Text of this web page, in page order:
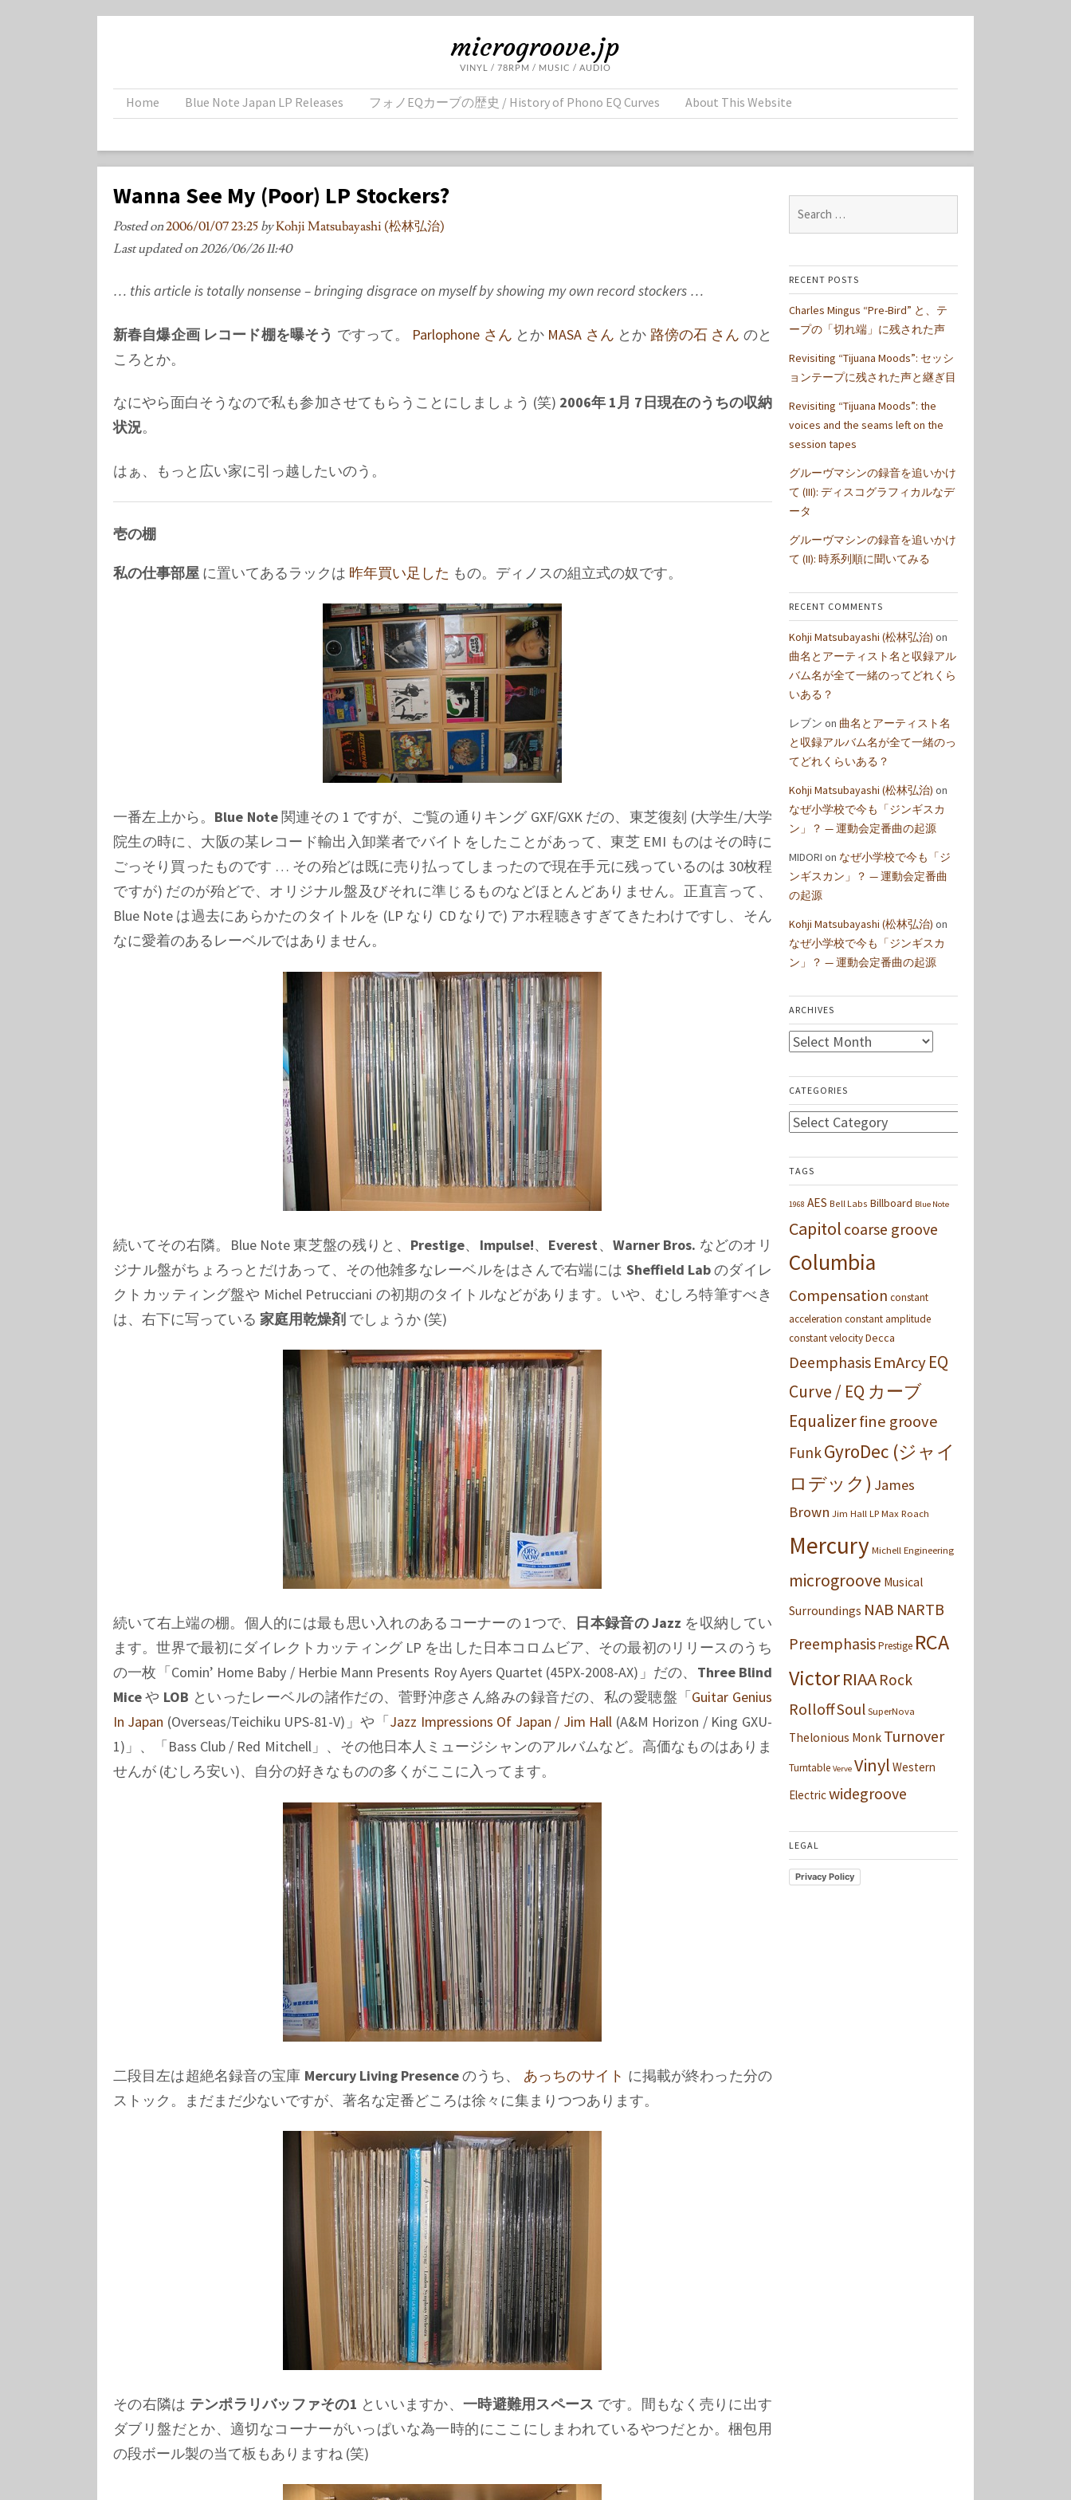
microgroove.jp
VINYL / 78RPM / MUSIC / AUDIO
Home Blue Note Japan LP Releases フォノEQカーブの歴史 / History of Phono EQ Curves About This Website
Wanna See My (Poor) LP Stockers?
Posted on2006/01/07 23:25 byKohji Matsubayashi (松林弘治)
Last updated on2026/06/26 11:40
… this article is totally nonsense – bringing disgrace on myself by showing my own record stockers …
新春自爆企画 レコード棚を曝そう ですって。 Parlophone さん とか MASA さん とか 路傍の石 さん のと
ころとか。
なにやら面白そうなので私も参加させてもらうことにしましょう (笑) 2006年 1月 7日現在のうちの収納
状況。
はぁ、もっと広い家に引っ越したいのう。
壱の棚
私の仕事部屋 に置いてあるラックは 昨年買い足した もの。ディノスの組立式の奴です。
一番左上から。 Blue Note関連その 1 ですが、ご覧の通りキング GXF/GXK だの、東芝復刻 (大学生/大学
院生の時に、大阪の某レコード輸出入卸業者でバイトをしたことがあって、東芝 EMI ものはその時に
ごっそり買ったものです … その殆どは既に売り払ってしまったので現在手元に残っているのは 30枚程
ですが) だのが殆どで、オリジナル盤及びそれに準じるものなどほとんどありません。正直言って、
Blue Note は過去にあらかたのタイトルを (LP なり CD なりで) アホ程聴きすぎてきたわけですし、そん
なに愛着のあるレーベルではありません。
続いてその右隣。Blue Note 東芝盤の残りと、 Prestige、 Impulse!、 Everest、 Warner Bros. などのオリ
ジナル盤がちょろっとだけあって、その他雑多なレーベルをはさんで右端には Sheffield Labのダイレ
クトカッティング盤や Michel Petrucciani の初期のタイトルなどがあります。いや、むしろ特筆すべき
は、右下に写っている 家庭用乾燥剤 でしょうか (笑)
続いて右上端の棚。個人的には最も思い入れのあるコーナーの 1つで、 日本録音の Jazz を収納してい
ます。世界で最初にダイレクトカッティング LP を出した日本コロムビア、その最初のリリースのうち
の一枚「Comin’ Home Baby / Herbie Mann Presents Roy Ayers Quartet (45PX-2008-AX) 」だの、 Three Blind
Miceや LOB といったレーベルの諸作だの、菅野沖彦さん絡みの録音だの、私の愛聴盤「Guitar Genius
In Japan (Overseas/Teichiku UPS-81-V) 」や「Jazz Impressions Of Japan / Jim Hall (A&M Horizon / King GXU-
1) 」、「Bass Club / Red Mitchell」、その他日本人ミュージシャンのアルバムなど。高価なものはありま
せんが (むしろ安い)、自分の好きなものの多くがここに入ってます。
二段目左は超絶名録音の宝庫 Mercury Living Presenceのうち、 あっちのサイト に掲載が終わった分の
ストック。まだまだ少ないですが、著名な定番どころは徐々に集まりつつあります。
その右隣は テンポラリバッファその1 といいますか、 一時避難用スペース です。間もなく売りに出す
ダブリ盤だとか、適切なコーナーがいっぱいな為一時的にここにしまわれているやつだとか。梱包用
の段ボール製の当て板もありますね (笑)
for:
RECENT POSTS
Charles Mingus “Pre-Bird” と、テ
ープの「切れ端」に残された声
Revisiting “Tijuana Moods”: セッシ
ョンテープに残された声と継ぎ目
Revisiting “Tijuana Moods”: the
voices and the seams left on the
session tapes
グルーヴマシンの録音を追いかけ
て (III): ディスコグラフィカルなデ
ータ
グルーヴマシンの録音を追いかけ
て (II): 時系列順に聞いてみる
RECENT COMMENTS
Kohji Matsubayashi (松林弘治) on
曲名とアーティスト名と収録アル
バム名が全て一緒のってどれくら
いある？
レブン on 曲名とアーティスト名
と収録アルバム名が全て一緒のっ
てどれくらいある？
Kohji Matsubayashi (松林弘治) on
なぜ小学校で今も「ジンギスカ
ン」？ — 運動会定番曲の起源
MIDORI on なぜ小学校で今も「ジ
ンギスカン」？ — 運動会定番曲
の起源
Kohji Matsubayashi (松林弘治) on
なぜ小学校で今も「ジンギスカ
ン」？ — 運動会定番曲の起源
ARCHIVES
Archives
CATEGORIES
Categories
TAGS
1968 AES Bell Labs Billboard Blue Note
Capitol coarse groove
Columbia
Compensation constant
acceleration constant amplitude
constant velocityDecca
Deemphasis EmArcyEQ
Curve / EQ カーブ
Equalizerfine groove
FunkGyroDec (ジャイ
ロデック) James
Brown Jim Hall LP Max Roach
Mercury Michell Engineering
microgroove Musical
Surroundings NAB NARTB
PreemphasisPrestige RCA
VictorRIAA Rock
RolloffSoul SuperNova
Thelonious Monk Turnover
Turntable Verve Vinyl Western
Electricwidegroove
LEGAL
Privacy Policy